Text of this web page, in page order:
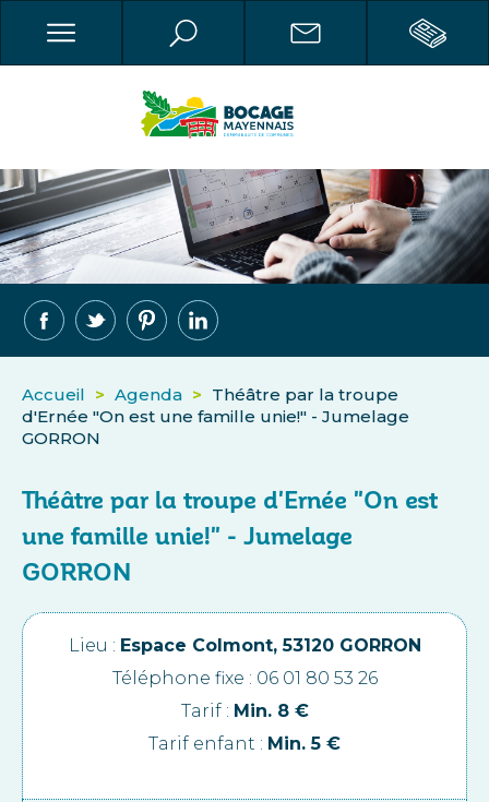
Accueil > Agenda > Théâtre par la troupe
d'Ernée "On est une famille unie!" - Jumelage
GORRON
Théâtre par la troupe d'Ernée "On est
une famille unie!" - Jumelage
GORRON
Lieu : Espace Colmont, 53120 GORRON
Téléphone fixe : 06 01 80 53 26
Tarif : Min. 8 €
Tarif enfant : Min. 5 €